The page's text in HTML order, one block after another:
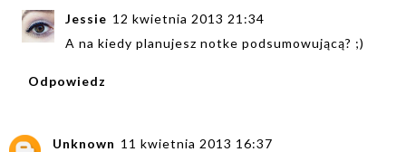
Jessie 12 kwietnia 2013 21:34
A na kiedy planujesz notke podsumowującą? ;)
Odpowiedz
Unknown 11 kwietnia 2013 16:37